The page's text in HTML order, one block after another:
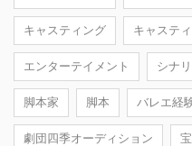
キャスティング キャステ
エンターテイメント シナ
脚本家 脚本 バレエ経
劇団四季オーディション